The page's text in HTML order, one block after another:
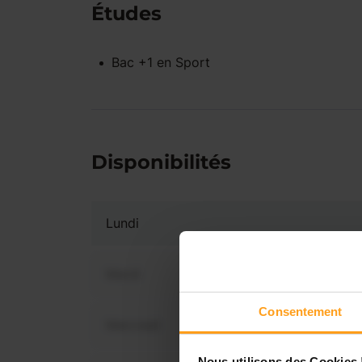
Consentement
Études
Bac +1 en Sport
Disponibilités
Lundi
Vous